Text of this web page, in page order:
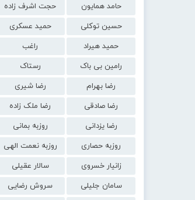
حامد همایون
حجت اشرف زاده
حسین توکلی
حمید عسکری
حمید هیراد
راغب
رامین بی باک
رستاک
رضا بهرام
رضا شیری
رضا صادقی
رضا ملک زاده
رضا یزدانی
روزبه بمانی
روزبه حصاری
روزبه نعمت الهی
زانیار خسروی
سالار عقیلی
سامان جلیلی
سروش رضایی